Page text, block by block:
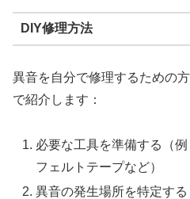
DIY修理方法
異音を自分で修理するための
で紹介します：
必要な工具を準備する（例
フェルトテープなど）
異音の発生場所を特定する